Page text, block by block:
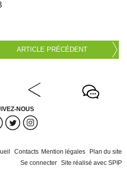
ARTICLE PRÉCÉDENT
NOUS
Contacts Mention légales
Plan du site
Se connecter Site réalisé avec SPIP